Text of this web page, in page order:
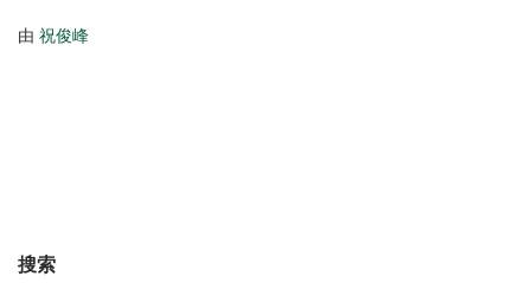
由 祝俊峰
搜索